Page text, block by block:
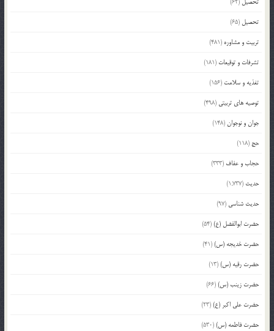
تحصیل (65)
تربیت و مشاوره (481)
تشرفات و توقیعات (181)
تغذیه و سلامت (156)
توصیه های تربیتی (498)
جوان و نوجوان(148)
حج (118)
حجاب و عفاف (333)
حدیث (1,737)
حدیث شناسی (97)
حضرت ابوالفضل (ع)(54)
حضرت خدیجه (س)(41)
حضرت رقیه (س)(13)
حضرت زینب (س)(66)
حضرت علی اکبر (ع)(23)
حضرت فاطمه (س)(530)